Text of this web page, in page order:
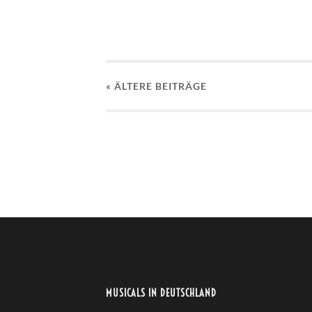
« ÄLTERE BEITRÄGE
MUSICALS IN DEUTSCHLAND